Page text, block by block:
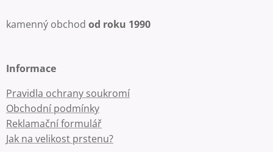
kamenný obchod od roku 1990
Informace
Pravidla ochrany soukromí
Obchodní podmínky
Reklamační formulář
Jak na velikost prstenu?